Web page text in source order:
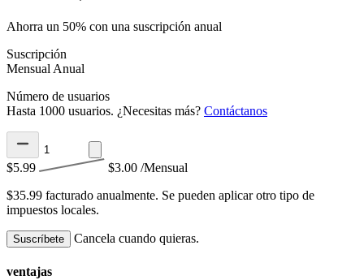
Ahorra un 50% con una suscripción anual
Suscripción
Mensual Anual
Número de usuarios
Hasta 1000 usuarios. ¿Necesitas más? Contáctanos
$5.99 $3.00 /Mensual
$35.99 facturado anualmente. Se pueden aplicar otro tipo de
impuestos locales.
Suscríbete Cancela cuando quieras.
ventajas